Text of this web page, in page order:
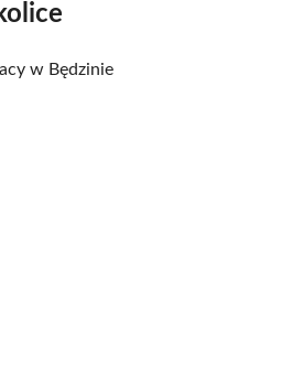
w Będzinie